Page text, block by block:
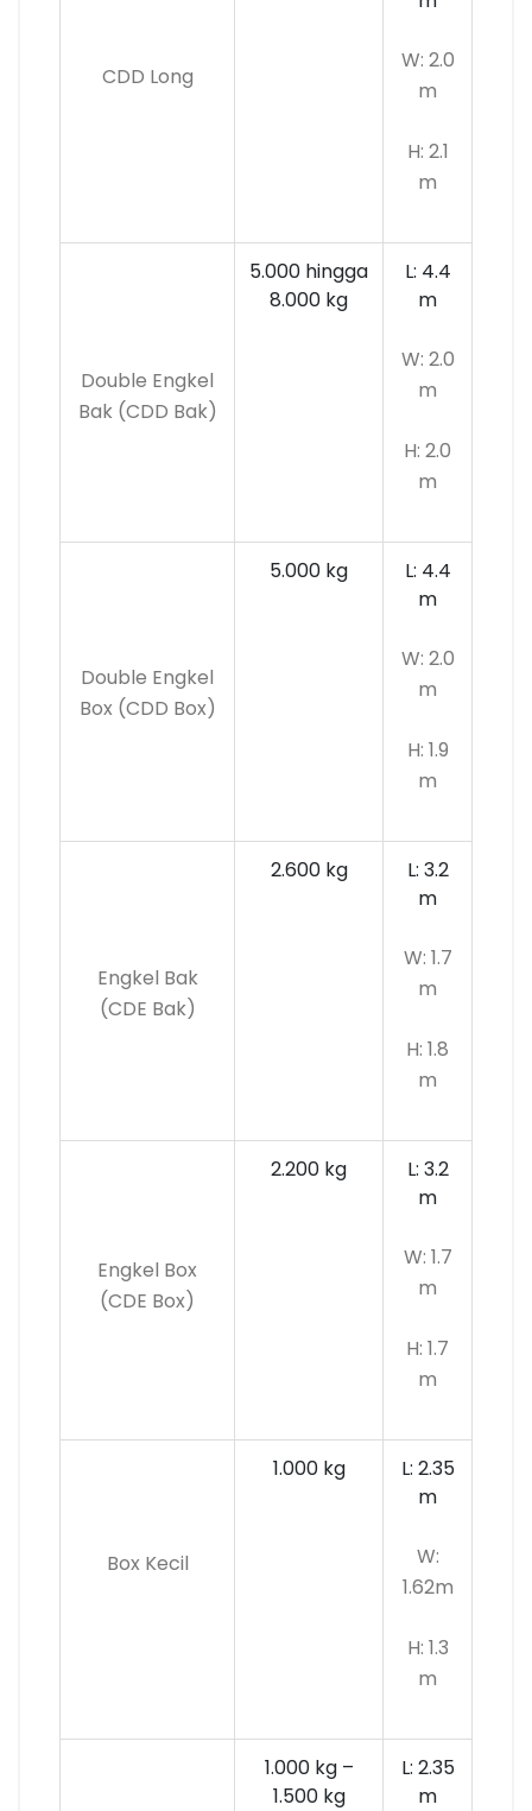
CDD Long
W: 2.0
m
H: 2.1
m
Double Engkel
Bak (CDD Bak)
5.000 hingga
8.000 kg
L: 4.4
m
W: 2.0
m
H: 2.0
m
Double Engkel
Box (CDD Box)
5.000 kg
L: 4.4
m
W: 2.0
m
H: 1.9
m
Engkel Bak
(CDE Bak)
2.600 kg
L: 3.2
m
W: 1.7
m
H: 1.8
m
Engkel Box
(CDE Box)
2.200 kg
L: 3.2
m
W: 1.7
m
H: 1.7
m
Box Kecil
1.000 kg
L: 2.35
m
W:
1.62m
H: 1.3
m
1.000 kg –
1.500 kg
L: 2.35
m